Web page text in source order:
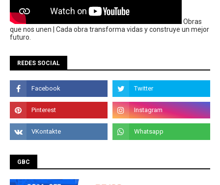
Obras
que nos unen | Cada obra transforma vidas y construye un mejor
futuro.
REDES SOCIAL
GBC